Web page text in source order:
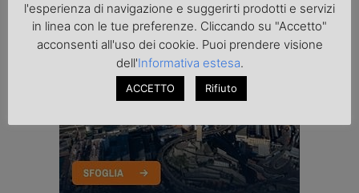
l'esperienza di navigazione e suggerirti prodotti e servizi
in linea con le tue preferenze. Cliccando su "Accetto"
acconsenti all'uso dei cookie. Puoi prendere visione
dell'Informativa estesa.
ACCETTO Rifiuto